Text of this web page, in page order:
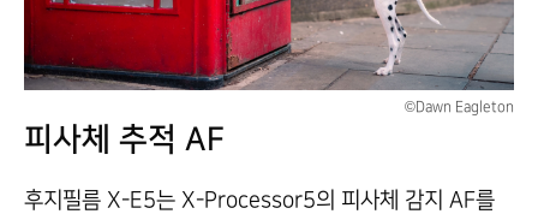
©Dawn Eagleton
피사체 추적 AF
후지필름 X-E5는 X-Processor5의 피사체 감지 AF를